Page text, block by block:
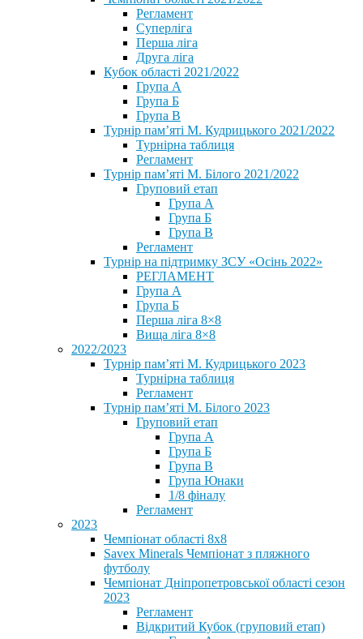
Регламент
Суперліга
Перша ліга
Друга ліга
Кубок області 2021/2022
Група А
Група Б
Група В
Турнір пам’яті М. Кудрицького 2021/2022
Турнірна таблиця
Регламент
Турнір пам’яті М. Білого 2021/2022
Груповий етап
Група А
Група Б
Група В
Регламент
Турнір на підтримку ЗСУ «Осінь 2022»
РЕГЛАМЕНТ
Група А
Група Б
Перша ліга 8×8
Вища ліга 8×8
2022/2023
Турнір пам’яті М. Кудрицького 2023
Турнірна таблиця
Регламент
Турнір пам’яті М. Білого 2023
Груповий етап
Група А
Група Б
Група В
Група Юнаки
1/8 фіналу
Регламент
2023
Чемпіонат області 8х8
Savex Minerals Чемпіонат з пляжного
футболу
Чемпіонат Дніпропетровської області сезон
2023
Регламент
Відкритий Кубок (груповий етап)